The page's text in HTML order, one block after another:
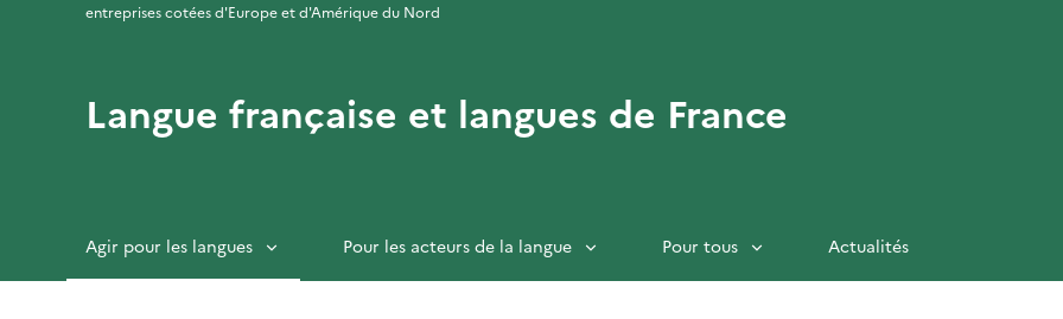
entreprises cotées d'Europe et d'Amérique du Nord
Langue française et langues de France
Agir pour les langues Pour les acteurs de la langue Pour tous Actualités